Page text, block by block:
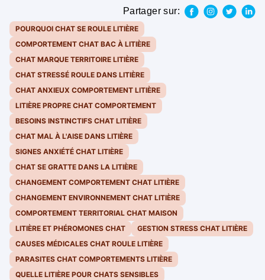
Partager sur:
POURQUOI CHAT SE ROULE LITIÈRE
COMPORTEMENT CHAT BAC À LITIÈRE
CHAT MARQUE TERRITOIRE LITIÈRE
CHAT STRESSÉ ROULE DANS LITIÈRE
CHAT ANXIEUX COMPORTEMENT LITIÈRE
LITIÈRE PROPRE CHAT COMPORTEMENT
BESOINS INSTINCTIFS CHAT LITIÈRE
CHAT MAL À L'AISE DANS LITIÈRE
SIGNES ANXIÉTÉ CHAT LITIÈRE
CHAT SE GRATTE DANS LA LITIÈRE
CHANGEMENT COMPORTEMENT CHAT LITIÈRE
CHANGEMENT ENVIRONNEMENT CHAT LITIÈRE
COMPORTEMENT TERRITORIAL CHAT MAISON
LITIÈRE ET PHÉROMONES CHAT
GESTION STRESS CHAT LITIÈRE
CAUSES MÉDICALES CHAT ROULE LITIÈRE
PARASITES CHAT COMPORTEMENTS LITIÈRE
QUELLE LITIÈRE POUR CHATS SENSIBLES